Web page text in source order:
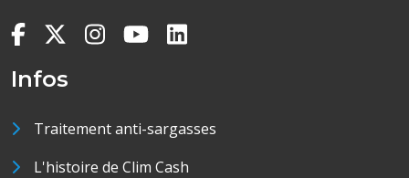
Infos
Traitement anti-sargasses
L'histoire de Clim Cash